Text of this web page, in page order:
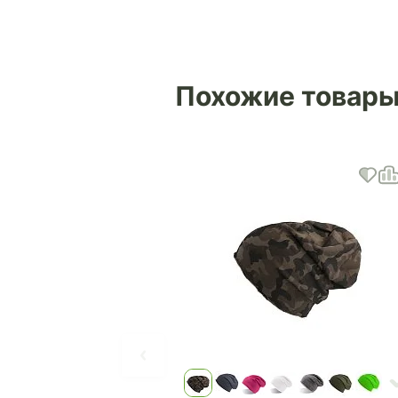
Похожие